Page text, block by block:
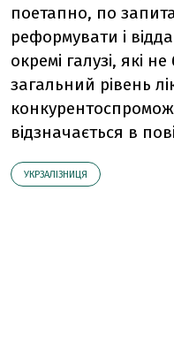
поетапно, по
реформувати і
окремі галузі, які
загальний рівень
відзначається в
УКРЗАЛІЗНИЦЯ